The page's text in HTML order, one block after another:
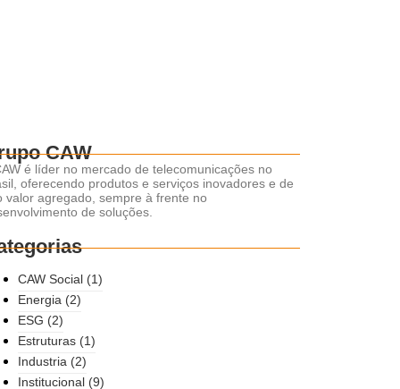
CAW
é líder no mercado de telecomunicações no
oferecendo produtos e serviços inovadores e de
valor agregado, sempre à frente no
de soluções.
CAW Social(1)
Energia (2)
ESG (2)
Estruturas(1)
Industria (2)
Institucional(9)